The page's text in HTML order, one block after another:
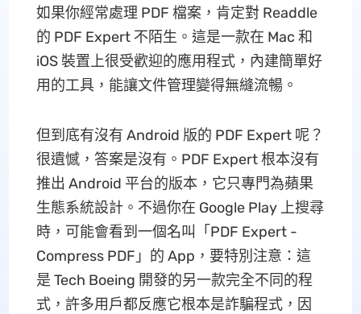
如果你經常處理 PDF 檔案，肯定對 Readdle
的 PDF Expert 不陌生。這是一款在 Mac 和
iOS 裝置上很受歡迎的應用程式，內建簡單好
用的工具，能讓文件管理變得無縫流暢。
但到底有沒有 Android 版的 PDF Expert 呢？
很遺憾，答案是沒有。PDF Expert 根本沒有
推出 Android 平台的版本，它只專門為蘋果
生態系統設計。不過你在 Google Play 上搜尋
時，可能會看到一個名叫「PDF Expert -
Compress PDF」的 App，要特別注意：這
是 Tech Boeing 開發的另一款完全不同的程
式，許多用戶都反應它根本是詐騙程式，因